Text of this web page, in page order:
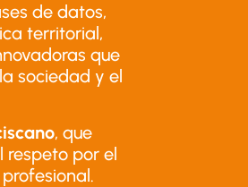
de datos,
territorial,
que
sociedad y el
, que
respeto por el